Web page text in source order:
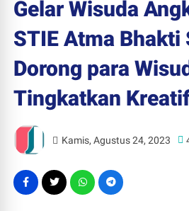
Gelar Wisuda
STIE Atma Bhakti
Dorong para
Tingkatkan
Kamis, Agustus 24, 2023